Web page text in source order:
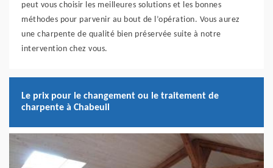
peut vous choisir les meilleures solutions et les bonnes
méthodes pour parvenir au bout de l’opération. Vous aurez
une charpente de qualité bien préservée suite à notre
intervention chez vous.
Le prix pour le changement ou le traitement de
charpente à Chabeuil